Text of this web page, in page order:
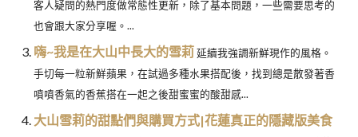
客人疑問的熱門度做常態性更新，除了基本問題，一些需要思考的
也會跟大家分享喔。...
嗨~我是在大山中長大的雪莉延續我強調新鮮現作的風格。
手切每一粒新鮮蘋果，在試過多種水果搭配後，找到總是散發著香
噴噴香氣的香蕉搭在一起之後甜蜜蜜的酸甜感...
大山雪莉的甜點們與購買方式|花蓮真正的隱藏版美食